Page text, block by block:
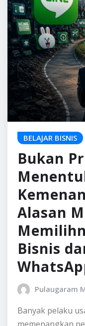
BELAJAR BISNIS
Bukan
Alasan
Bisnis